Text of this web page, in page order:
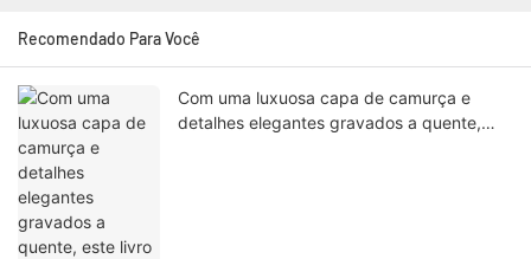
Recomendado Para Você
Com uma luxuosa capa de camurça e
detalhes elegantes gravados a quente,